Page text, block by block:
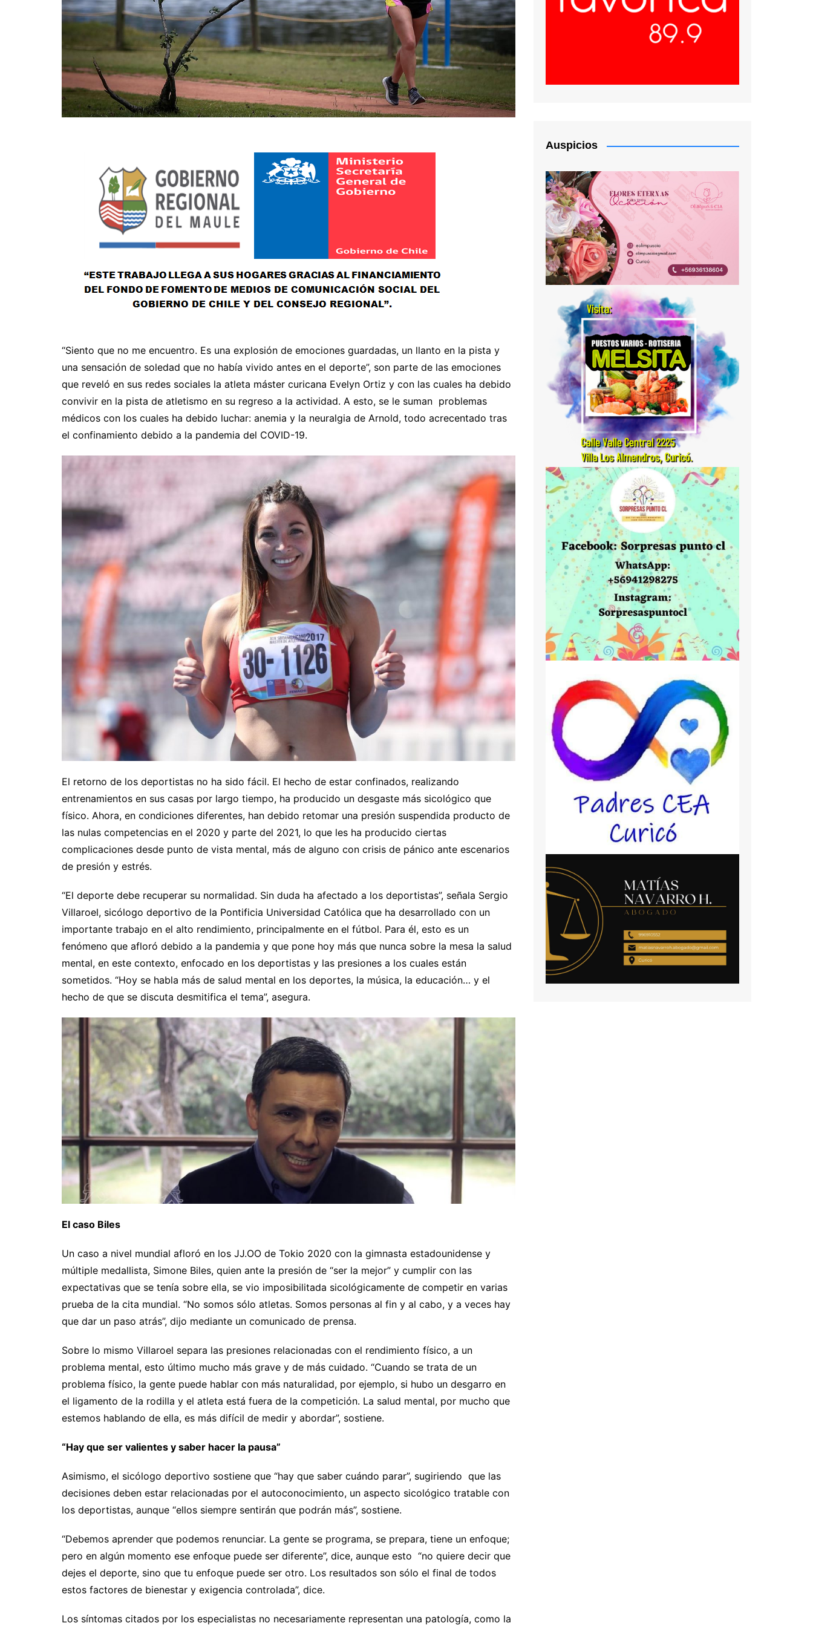
“Siento que no me encuentro. Es una explosión de emociones guardadas, un llanto en la pista y
una sensación de soledad que no había vivido antes en el deporte”, son parte de las emociones
que reveló en sus redes sociales la atleta máster curicana Evelyn Ortiz y con las cuales ha debido
convivir en la pista de atletismo en su regreso a la actividad. A esto, se le suman problemas
médicos con los cuales ha debido luchar: anemia y la neuralgia de Arnold, todo acrecentado tras
el confinamiento debido a la pandemia del COVID-19.
El retorno de los deportistas no ha sido fácil. El hecho de estar confinados, realizando
entrenamientos en sus casas por largo tiempo, ha producido un desgaste más sicológico que
físico. Ahora, en condiciones diferentes, han debido retomar una presión suspendida producto de
las nulas competencias en el 2020 y parte del 2021, lo que les ha producido ciertas
complicaciones desde punto de vista mental, más de alguno con crisis de pánico ante escenarios
de presión y estrés.
“El deporte debe recuperar su normalidad. Sin duda ha afectado a los deportistas”, señala Sergio
Villaroel, sicólogo deportivo de la Pontificia Universidad Católica que ha desarrollado con un
importante trabajo en el alto rendimiento, principalmente en el fútbol. Para él, esto es un
fenómeno que afloró debido a la pandemia y que pone hoy más que nunca sobre la mesa la salud
mental, en este contexto, enfocado en los deportistas y las presiones a los cuales están
sometidos. “Hoy se habla más de salud mental en los deportes, la música, la educación… y el
hecho de que se discuta desmitifica el tema”, asegura.
El caso Biles
Un caso a nivel mundial afloró en los JJ.OO de Tokio 2020 con la gimnasta estadounidense y
múltiple medallista, Simone Biles, quien ante la presión de “ser la mejor” y cumplir con las
expectativas que se tenía sobre ella, se vio imposibilitada sicológicamente de competir en varias
prueba de la cita mundial. “No somos sólo atletas. Somos personas al fin y al cabo, y a veces hay
que dar un paso atrás”, dijo mediante un comunicado de prensa.
Sobre lo mismo Villaroel separa las presiones relacionadas con el rendimiento físico, a un
problema mental, esto último mucho más grave y de más cuidado. “Cuando se trata de un
problema físico, la gente puede hablar con más naturalidad, por ejemplo, si hubo un desgarro en
el ligamento de la rodilla y el atleta está fuera de la competición. La salud mental, por mucho que
estemos hablando de ella, es más difícil de medir y abordar”, sostiene.
“Hay que ser valientes y saber hacer la pausa”
Asimismo, el sicólogo deportivo sostiene que “hay que saber cuándo parar”, sugiriendo que las
decisiones deben estar relacionadas por el autoconocimiento, un aspecto sicológico tratable con
los deportistas, aunque “ellos siempre sentirán que podrán más”, sostiene.
“Debemos aprender que podemos renunciar. La gente se programa, se prepara, tiene un enfoque;
pero en algún momento ese enfoque puede ser diferente”, dice, aunque esto “no quiere decir que
dejes el deporte, sino que tu enfoque puede ser otro. Los resultados son sólo el final de todos
estos factores de bienestar y exigencia controlada”, dice.
Los síntomas citados por los especialistas no necesariamente representan una patología, como la
Auspicios